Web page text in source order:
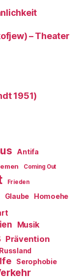
– Theater
1951)
Antifa
Coming Out
Frieden
Glaube Homoehe
Musik
Prävention
Russland
Serophobie